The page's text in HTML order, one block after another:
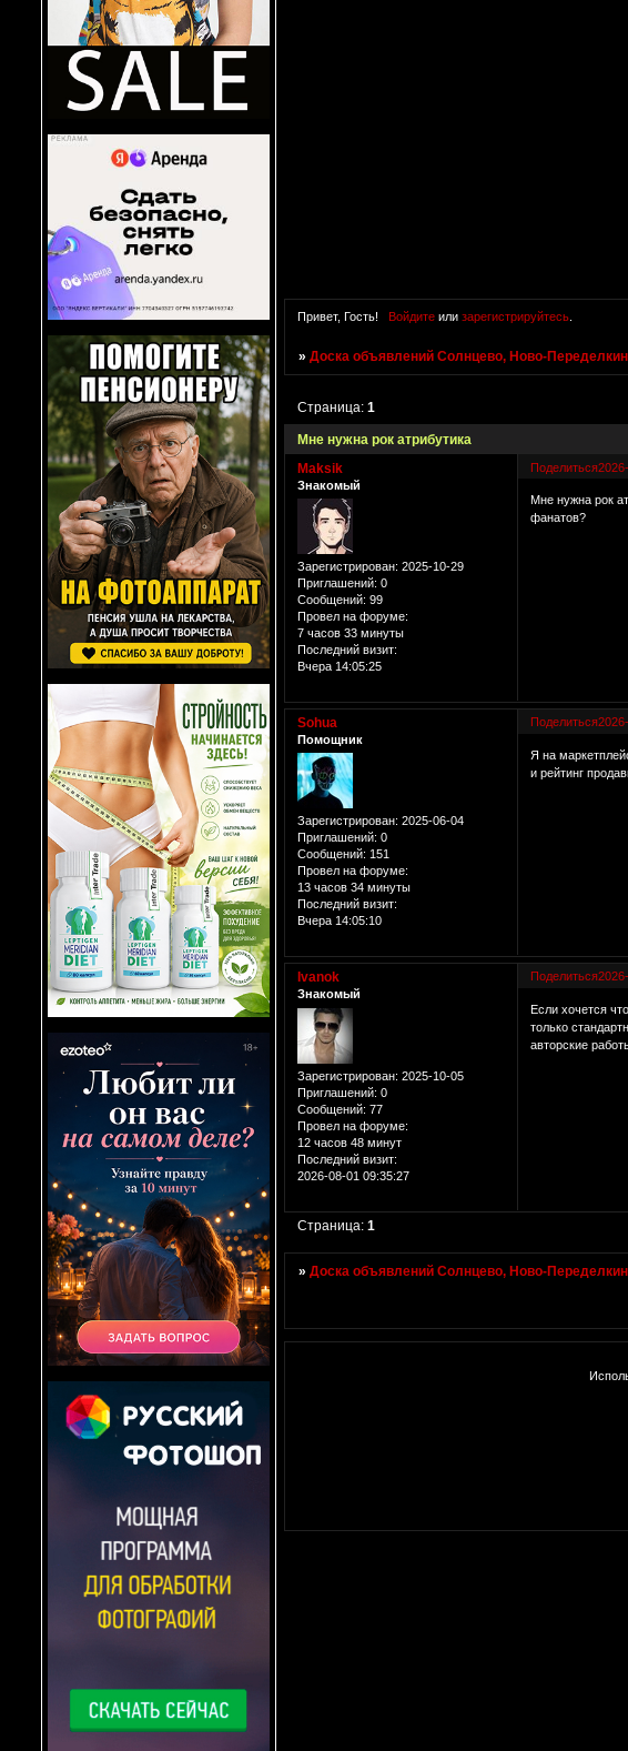
Привет, Гость! Войдитеили зарегистрируйтесь.
»Доска объявлений Солнцево, Ново-
Мне нужна рок атрибутика
Страница:1
Поделиться
Maksik
Знакомый
Зарегистрирован: 2025-10-29
Приглашений: 0
Сообщений: 99
Провел на форуме:
7 часов 33 минуты
Последний визит:
Вчера 14:05:25
Мне нужна рок
фанатов?
Поделиться
Sohua
Помощник
Зарегистрирован: 2025-06-04
Приглашений: 0
Сообщений: 151
Провел на форуме:
13 часов 34 минуты
Последний визит:
Вчера 14:05:10
Я на
и рейтинг
Поделиться
Ivanok
Знакомый
Зарегистрирован: 2025-10-05
Приглашений: 0
Сообщений: 77
Провел на форуме:
12 часов 48 минут
Последний визит:
2026-08-01 09:35:27
Если хочется
только
авторские
Страница:1
»Доска объявлений Солнцево, Ново-